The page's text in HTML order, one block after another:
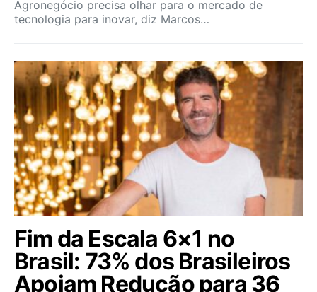
Agronegócio precisa olhar para o mercado de
tecnologia para inovar, diz Marcos…
Fim da Escala 6×1 no
Brasil: 73% dos Brasileiros
Apoiam Redução para 36